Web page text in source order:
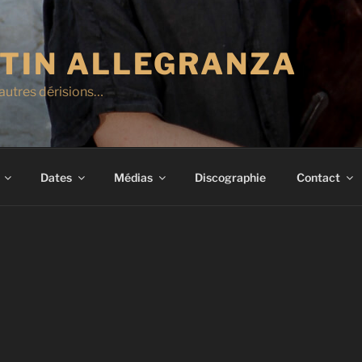
ALLEGRANZA
dérisions…
Dates Médias Discographie Contact